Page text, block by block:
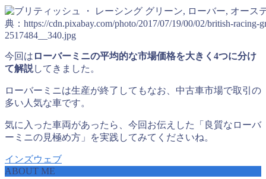
典：https://cdn.pixabay.com/photo/2017/07/19/00/02/british-racing-
2517484__340.jpg
今回は ローバーミニの平均的な市場価格を大きく4つに分け
て解説してきました。
ローバーミニは生産が終了してもなお、中古車市場で取引の
多い人気な車です。
気に入った車両があったら、今回お伝えした「良質なローバ
ーミニの見極め方」を実践してみてくださいね。
インズウェブ
ABOUT ME